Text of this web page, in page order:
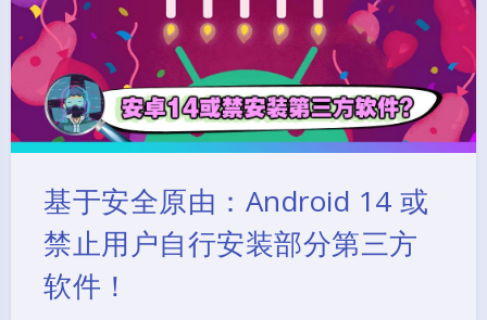
基于安全原由：Android 14 或
禁止用户自行安装部分第三方
软件！